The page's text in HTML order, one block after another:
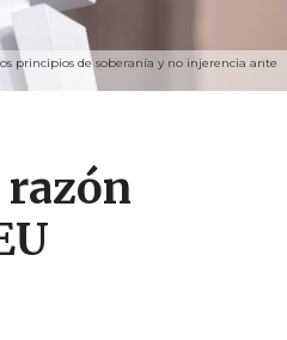
principios de soberanía y no injerencia ante